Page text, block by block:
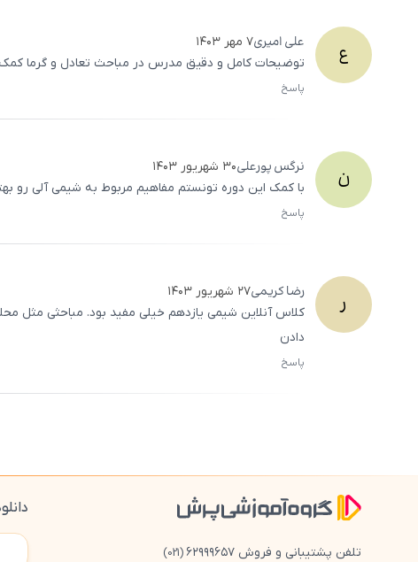
ع علیامیری۷ مهر ۱۴۰۳
توضیحات کامل و دقیق مدرس در مباحث تعادل و گرما کمک
پاسخ
ن نرگسپورعلی۳۰ شهریور ۱۴۰۳
با کمک این دوره تونستم مفاهیم مربوط به شیمی آلی رو
پاسخ
ر رضاکریمی۲۷ شهریور ۱۴۰۳
کلاس آنلاین شیمی یازدهم خیلی مفید بود. مباحثی مثل
دادن
پاسخ
تلفن پشتیبانی و فروش ۶۲۹۹۹۶۵۷ (021)